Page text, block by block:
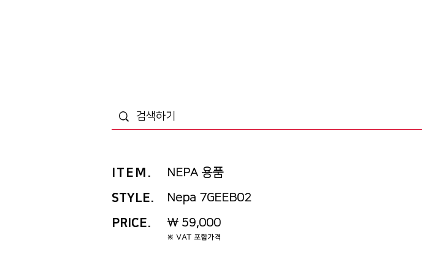
ITEM .
NEPA 용품
STYLE.
Nepa 7GEEB02
PRICE.
※ VAT 포함가격
₩ 59,000